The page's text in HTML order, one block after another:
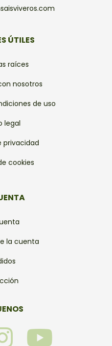
ÚTILES
raíces
nosotros
de uso
legal
privacidad
cookies
la cuenta
I Y